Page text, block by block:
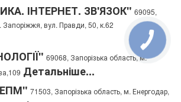
ІНТЕРНЕТ. ЗВ'ЯЗОК" 69095,
Запоріжжя, вул. Правди, 50, к.62
69068, Запорізька область, м.
Детальніше...
71503, Запорізька область, м. Енергодар,